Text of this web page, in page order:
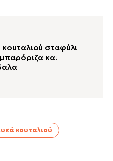
κουταλιού σταφύλι
και
κουταλιού